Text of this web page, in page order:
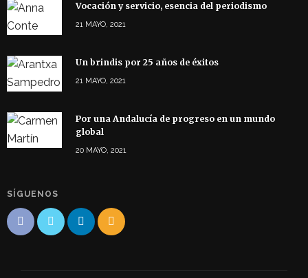
Vocación y servicio, esencia del periodismo
21 MAYO, 2021
Un brindis por 25 años de éxitos
21 MAYO, 2021
Por una Andalucía de progreso en un mundo
global
20 MAYO, 2021
SÍGUENOS